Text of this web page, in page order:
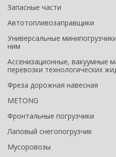
Запасные части
Автотопливозаправщики
Универсальные
ним
Ассенизационные, вакуумные
перевозки технологических
Фреза дорожная навесная
METONG
Фронтальные погрузчики
Лаповый снегопогрузчик
Мусоровозы